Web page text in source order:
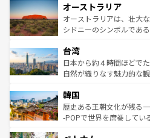
部のニューオーリンズで
文化が魅力。旅行者はア
しみながら、その多様性
ならではの贅沢な旅のスタイルだ。 なお、
情報はコンテンツ一覧を
ワイ島は見逃せない。ま
島だが、静かな自然を求
おすすめ。エメラルドグ
れるおもてなしの心で訪
人々、おいしいローカル
ク、伝統的なフラダンス
ワイを、存分に味わってほしい。 なお、新着
はコンテンツ一覧を参照
オーストラリア
オーストラリアは、壮大
シドニーのシンボルであ
リアリーフや大陸中央部
ク）、タスマニアの美し
ど、見どころがたくさん
いる。アクティビティも
ビング、ハイキングなど
い。オーストラリアの多
台湾
日本から約４時間ほどで
自然が織りなす魅力的な
ン）、静ひつな山岳地帯
と山間の静けさが共存し
驚きをもたらしてくれる
韓国
歴史ある王朝文化が残る
-POPで世界を席巻してい